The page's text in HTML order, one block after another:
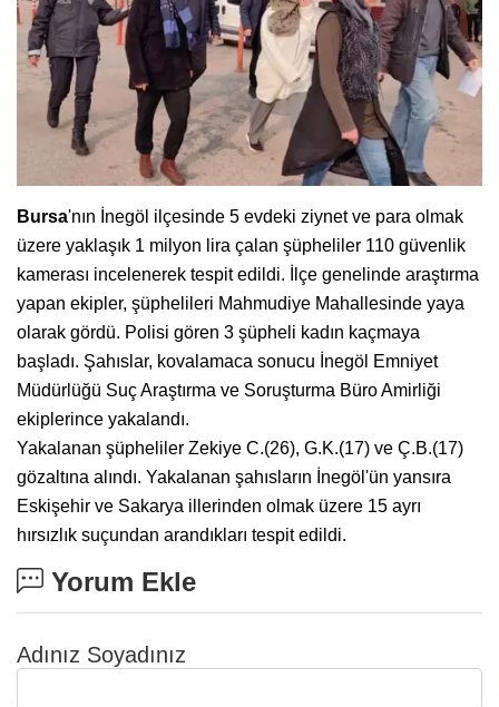
Bursa'nın İnegöl ilçesinde 5 evdeki ziynet ve para olmak
üzere yaklaşık 1 milyon lira çalan şüpheliler 110 güvenlik
kamerası incelenerek tespit edildi. İlçe genelinde araştırma
yapan ekipler, şüphelileri Mahmudiye Mahallesinde yaya
olarak gördü. Polisi gören 3 şüpheli kadın kaçmaya
başladı. Şahıslar, kovalamaca sonucu İnegöl Emniyet
Müdürlüğü Suç Araştırma ve Soruşturma Büro Amirliği
ekiplerince yakalandı.
Yakalanan şüpheliler Zekiye C.(26), G.K.(17) ve Ç.B.(17)
gözaltına alındı. Yakalanan şahısların İnegöl'ün yansıra
Eskişehir ve Sakarya illerinden olmak üzere 15 ayrı
hırsızlık suçundan arandıkları tespit edildi.
Yorum Ekle
Adınız Soyadınız